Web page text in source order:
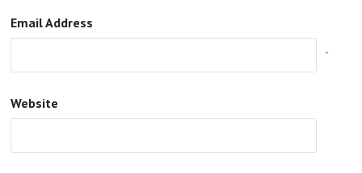
Email Address
*
Website